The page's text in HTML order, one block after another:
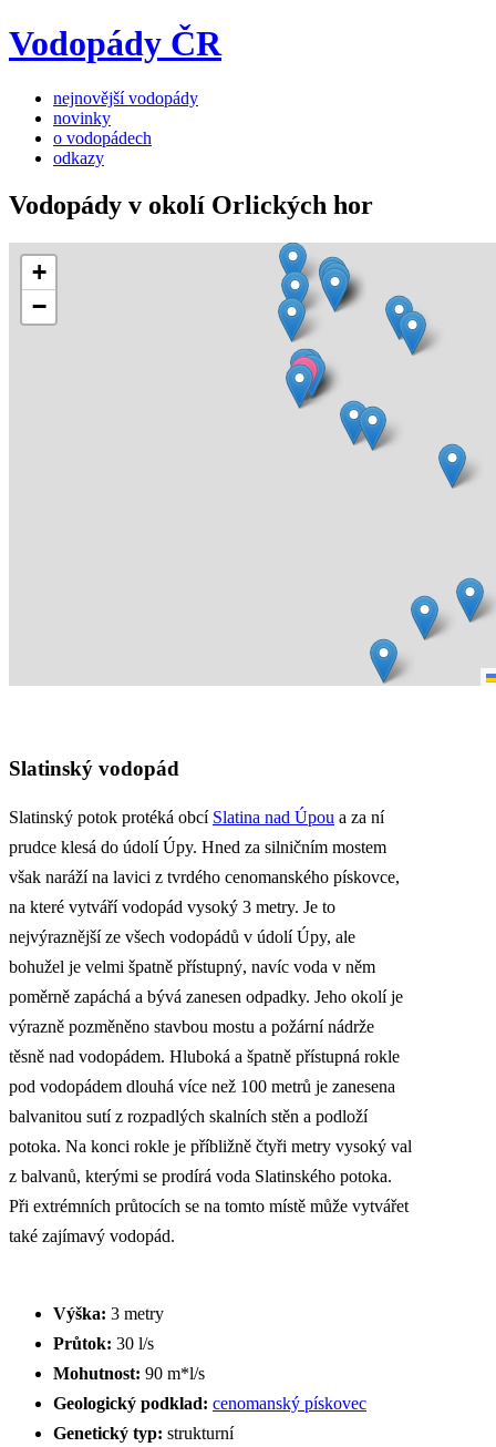
Vodopády ČR
nejnovější vodopády
novinky
o vodopádech
odkazy
Vodopády v okolí Orlických hor
+
−
Slatinský vodopád
Slatinský potok protéká obcí Slatina nad Úpou a za ní
prudce klesá do údolí Úpy. Hned za silničním mostem
však naráží na lavici z tvrdého cenomanského pískovce,
na které vytváří vodopád vysoký 3 metry. Je to
nejvýraznější ze všech vodopádů v údolí Úpy, ale
bohužel je velmi špatně přístupný, navíc voda v něm
poměrně zapáchá a bývá zanesen odpadky. Jeho okolí je
výrazně pozměněno stavbou mostu a požární nádrže
těsně nad vodopádem. Hluboká a špatně přístupná rokle
pod vodopádem dlouhá více než 100 metrů je zanesena
balvanitou sutí z rozpadlých skalních stěn a podloží
potoka. Na konci rokle je příbližně čtyři metry vysoký val
z balvanů, kterými se prodírá voda Slatinského potoka.
Při extrémních průtocích se na tomto místě může vytvářet
také zajímavý vodopád.
Výška: 3 metry
Průtok: 30 l/s
Mohutnost: 90 m*l/s
Geologický podklad: cenomanský pískovec
Genetický typ: strukturní